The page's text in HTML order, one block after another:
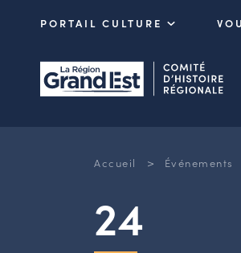
PORTAIL CULTURE
Accueil > Événements
24